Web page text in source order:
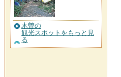
木曽の
観光スポットをもっと見
る